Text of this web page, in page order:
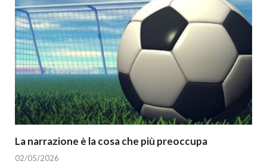
La narrazione è la cosa che più preoccupa
02/05/2026